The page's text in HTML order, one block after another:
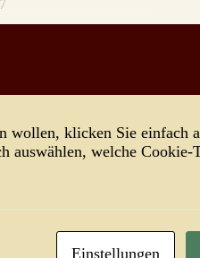
Deutschen
wollen, klicken Sie einfach
auswählen, welche Cookie-
Einstellungen